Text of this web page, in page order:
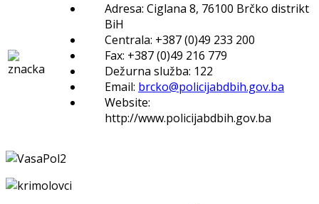
Adresa: Ciglana 8, 76100 Brčko distrikt
BiH
Centrala: +387 (0)49 233 200
Fax: +387 (0)49 216 779
Dežurna služba: 122
Email: brcko@policijabdbih.gov.ba
Website:
http://www.policijabdbih.gov.ba